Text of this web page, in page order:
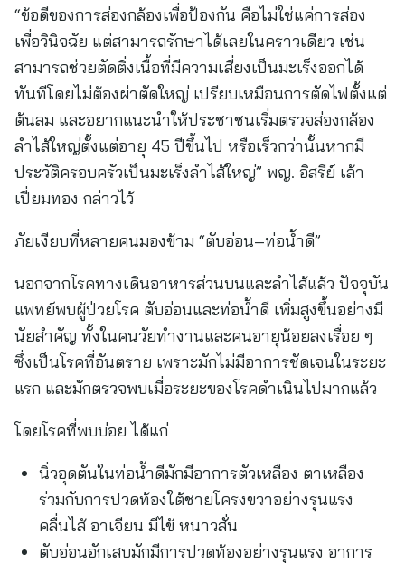
“ข้อดีของการส่องกล้องเพื่อป้องกัน คือไม่ใช่แค่การส่อง
เพื่อวินิจฉัย แต่สามารถรักษาได้เลยในคราวเดียว เช่น
สามารถช่วยตัดติ่งเนื้อที่มีความเสี่ยงเป็นมะเร็งออกได้
ทันทีโดยไม่ต้องผ่าตัดใหญ่ เปรียบเหมือนการตัดไฟตั้งแต่
ต้นลม และอยากแนะนำให้ประชาชนเริ่มตรวจส่องกล้อง
ลำไส้ใหญ่ตั้งแต่อายุ 45 ปีขึ้นไป หรือเร็วกว่านั้นหากมี
ประวัติครอบครัวเป็นมะเร็งลำไส้ใหญ่” พญ. อิสรีย์ เล้า
เปี่ยมทอง กล่าวไว้
ภัยเงียบที่หลายคนมองข้าม “ตับอ่อน–ท่อน้ำดี”
นอกจากโรคทางเดินอาหารส่วนบนและลำไส้แล้ว ปัจจุบัน
แพทย์พบผู้ป่วยโรค ตับอ่อนและท่อน้ำดี เพิ่มสูงขึ้นอย่างมี
นัยสำคัญ ทั้งในคนวัยทำงานและคนอายุน้อยลงเรื่อย ๆ
ซึ่งเป็นโรคที่อันตราย เพราะมักไม่มีอาการชัดเจนในระยะ
แรก และมักตรวจพบเมื่อระยะของโรคดำเนินไปมากแล้ว
โดยโรคที่พบบ่อย ได้แก่
นิ่วอุดตันในท่อน้ำดีมักมีอาการตัวเหลือง ตาเหลือง
ร่วมกับการปวดท้องใต้ชายโครงขวาอย่างรุนแรง
คลื่นไส้ อาเจียน มีไข้ หนาวสั่น
ตับอ่อนอักเสบมักมีการปวดท้องอย่างรุนแรง อาการ